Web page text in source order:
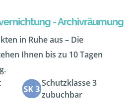
- Archivräumung
in Ruhe aus – Die
Ihnen bis zu 10 Tagen
Schutzklasse 3
zubuchbar